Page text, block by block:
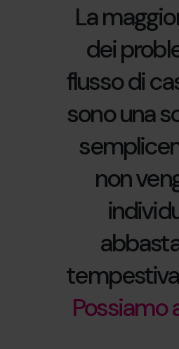
La
dei
flusso di
sono una
non
Possiamo